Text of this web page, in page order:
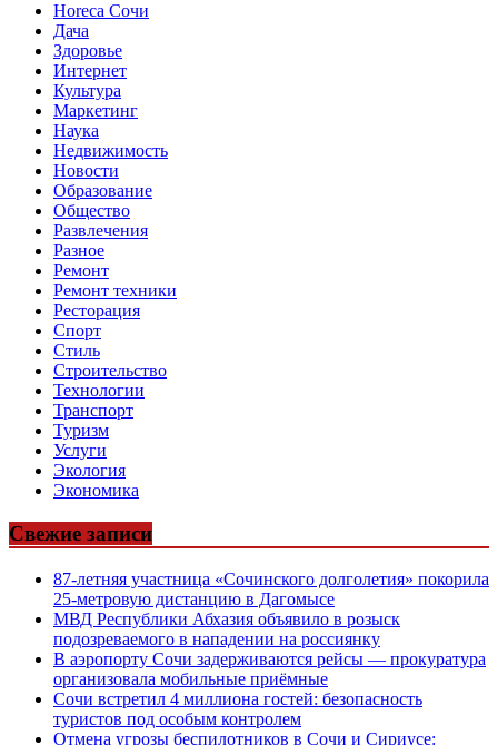
Horeca Сочи
Дача
Здоровье
Интернет
Культура
Маркетинг
Наука
Недвижимость
Новости
Образование
Общество
Развлечения
Разное
Ремонт
Ремонт техники
Ресторация
Спорт
Стиль
Строительство
Технологии
Транспорт
Туризм
Услуги
Экология
Экономика
Свежие записи
87-летняя участница «Сочинского долголетия» покорила
25-метровую дистанцию в Дагомысе
МВД Республики Абхазия объявило в розыск
подозреваемого в нападении на россиянку
В аэропорту Сочи задерживаются рейсы — прокуратура
организовала мобильные приёмные
Сочи встретил 4 миллиона гостей: безопасность
туристов под особым контролем
Отмена угрозы беспилотников в Сочи и Сириусе: